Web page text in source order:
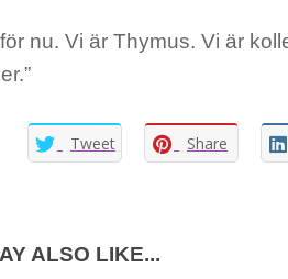
nu. Vi är Thymus. Vi är
Tweet Share
ALSO LIKE...